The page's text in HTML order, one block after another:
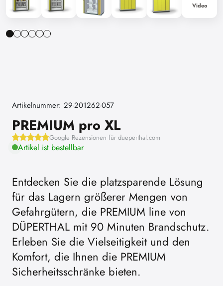
Video
Artikelnummer: 29-201262-057
PREMIUM pro XL
Google Rezensionen für dueperthal.com
Artikel ist bestellbar
Entdecken Sie die platzsparende Lösung
für das Lagern größerer Mengen von
Gefahrgütern, die PREMIUM line von
DÜPERTHAL mit 90 Minuten Brandschutz.
Erleben Sie die Vielseitigkeit und den
Komfort, die Ihnen die PREMIUM
Sicherheitsschränke bieten.